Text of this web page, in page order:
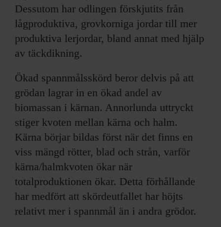
Dessutom har odlingen förskjutits från
lågproduktiva, grovkorniga jordar till mer
produktiva lerjordar, bland annat med hjälp
av täckdikning.
Ökad spannmålsskörd beror delvis på att
grödan lagrar in en ökad andel av
biomassan i kärnan. Annorlunda uttryckt
stiger kvoten mellan kärna och halm.
Kärna börjar bildas först när det finns en
viss mängd rötter, blad och strån, varför
kärna/halmkvoten ökar när
totalproduktionen ökar. Detta förhållande
har medfört att skördeutfallet har höjts
relativt mer i spannmål än i andra grödor.